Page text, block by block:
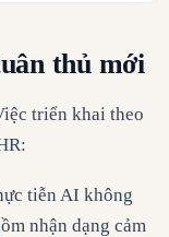
thủ mới
triển khai theo
tiễn AI không
nhận dạng cảm